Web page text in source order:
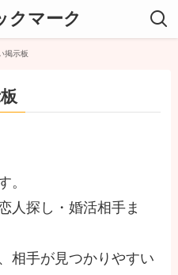
クマーク
掲示板
。
人探し・婚活相手ま
相手が見つかりやすい